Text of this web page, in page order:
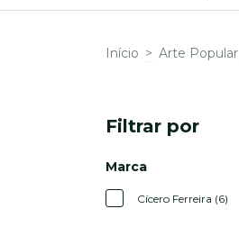
Início > Arte Popular
Filtrar por
Marca
Cícero Ferreira (6)